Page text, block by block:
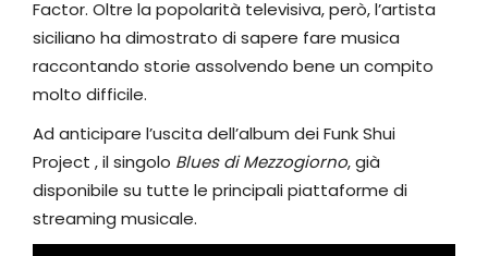
Factor. Oltre la popolarità televisiva, però, l’artista
siciliano ha dimostrato di sapere fare musica
raccontando storie assolvendo bene un compito
molto difficile.
Ad anticipare l’uscita dell’album dei Funk Shui
Project , il singolo Blues di Mezzogiorno, già
disponibile su tutte le principali piattaforme di
streaming musicale.